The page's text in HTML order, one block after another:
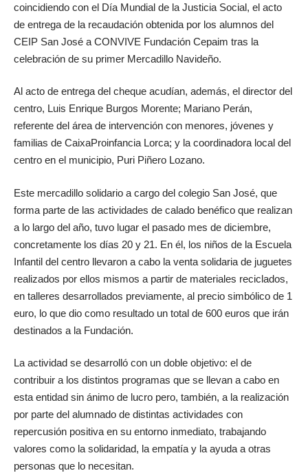
coincidiendo con el Día Mundial de la Justicia Social, el acto
de entrega de la recaudación obtenida por los alumnos del
CEIP San José a CONVIVE Fundación Cepaim tras la
celebración de su primer Mercadillo Navideño.
Al acto de entrega del cheque acudían, además, el director del
centro, Luis Enrique Burgos Morente; Mariano Perán,
referente del área de intervención con menores, jóvenes y
familias de CaixaProinfancia Lorca; y la coordinadora local del
centro en el municipio, Puri Piñero Lozano.
Este mercadillo solidario a cargo del colegio San José, que
forma parte de las actividades de calado benéfico que realizan
a lo largo del año, tuvo lugar el pasado mes de diciembre,
concretamente los días 20 y 21. En él, los niños de la Escuela
Infantil del centro llevaron a cabo la venta solidaria de juguetes
realizados por ellos mismos a partir de materiales reciclados,
en talleres desarrollados previamente, al precio simbólico de 1
euro, lo que dio como resultado un total de 600 euros que irán
destinados a la Fundación.
La actividad se desarrolló con un doble objetivo: el de
contribuir a los distintos programas que se llevan a cabo en
esta entidad sin ánimo de lucro pero, también, a la realización
por parte del alumnado de distintas actividades con
repercusión positiva en su entorno inmediato, trabajando
valores como la solidaridad, la empatía y la ayuda a otras
personas que lo necesitan.